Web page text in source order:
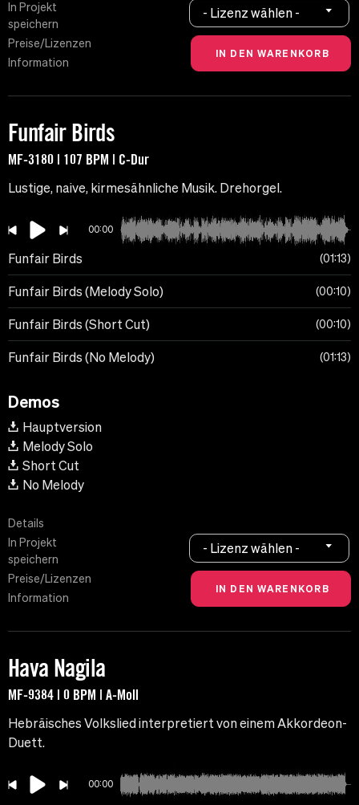
In Projekt
speichern
Preise/Lizenzen
Information
- Lizenz wählen -
Funfair Birds
MF-3180 | 107 BPM | C-Dur
Lustige, naive, kirmesähnliche Musik. Drehorgel.
00:00
Funfair Birds 01:13
Funfair Birds (Melody Solo) 00:10
Funfair Birds (Short Cut) 00:10
Funfair Birds (No Melody) 01:13
Demos
Hauptversion
Melody Solo
Short Cut
No Melody
Details
In Projekt
speichern
Preise/Lizenzen
Information
- Lizenz wählen -
Hava Nagila
MF-9384 | 0 BPM | A-Moll
Hebräisches Volkslied interpretiert von einem Akkordeon-
Duett.
00:00